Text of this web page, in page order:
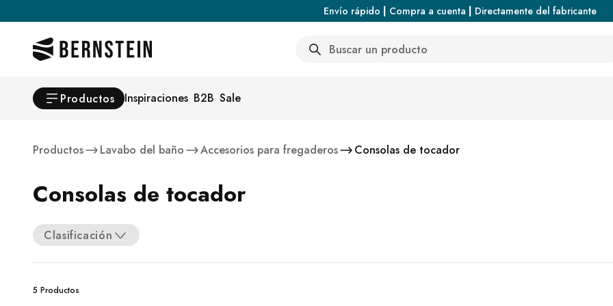
Envío rápido | Compra a cuenta | Directamente del fabricante
Search
Productos Inspiraciones B2B Sale
Productos Lavabo del baño Accesorios para fregaderos Consolas de tocador
Consolas de tocador
Clasificación
5 Productos